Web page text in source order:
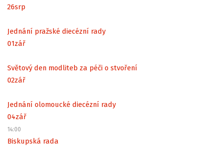
26srp
Jednání pražské diecézní rady
01zář
Světový den modliteb za péči o stvoření
02zář
Jednání olomoucké diecézní rady
04zář
14:00
Biskupská rada